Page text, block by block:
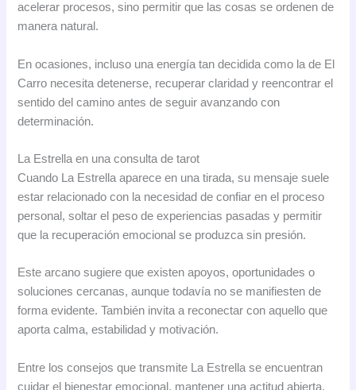
acelerar procesos, sino permitir que las cosas se ordenen de
manera natural.
En ocasiones, incluso una energía tan decidida como la de El
Carro necesita detenerse, recuperar claridad y reencontrar el
sentido del camino antes de seguir avanzando con
determinación.
La Estrella en una consulta de tarot
Cuando La Estrella aparece en una tirada, su mensaje suele
estar relacionado con la necesidad de confiar en el proceso
personal, soltar el peso de experiencias pasadas y permitir
que la recuperación emocional se produzca sin presión.
Este arcano sugiere que existen apoyos, oportunidades o
soluciones cercanas, aunque todavía no se manifiesten de
forma evidente. También invita a reconectar con aquello que
aporta calma, estabilidad y motivación.
Entre los consejos que transmite La Estrella se encuentran
cuidar el bienestar emocional, mantener una actitud abierta,